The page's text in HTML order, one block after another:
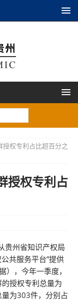
权专利占比超百分之
授权专利占
贵州省知识产权局
共服务平台”提供
），今年一季度，
授权专利总量为
为303件，分别占